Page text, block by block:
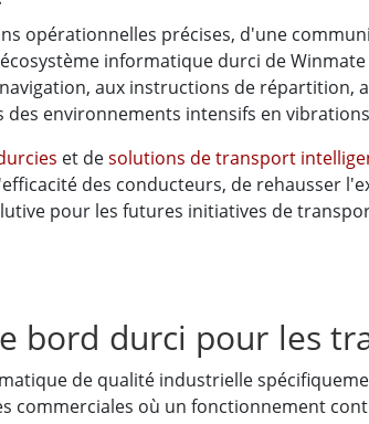
opérationnelles précises, d'une
informatique durci de
aux instructions de répartition,
environnements intensifs en
et desolutions de transport
des conducteurs, de rehausser
pour les futures initiatives de
bord durci pour les
de qualité industrielle
commerciales où un fonctionnement